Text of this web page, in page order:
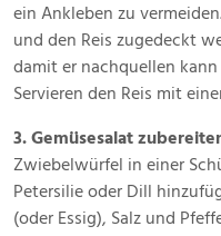
ein Ankleben zu
und den Reis zugedeckt
damit er nachquellen
Servieren den Reis mit
3. Gemüsesalat
Zwiebelwürfel in einer
Petersilie oder Dill
(oder Essig), Salz und